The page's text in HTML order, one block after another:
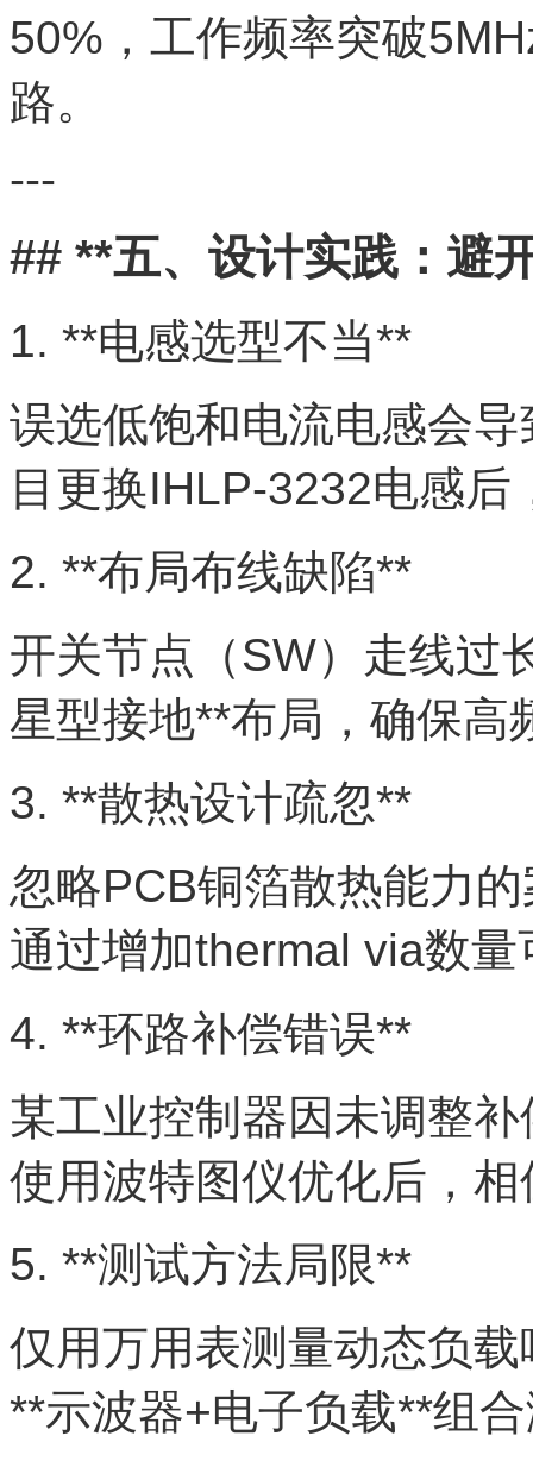
50%，工作频率突破
路。
---
## **五、设计实践：避
1. **电感选型不当**
误选低饱和电流电感会
目更换IHLP-3232电感
2. **布局布线缺陷**
开关节点（SW）走线过
星型接地**布局，确保高
3. **散热设计疏忽**
忽略PCB铜箔散热能力
通过增加thermal via数
4. **环路补偿错误**
某工业控制器因未调整
使用波特图仪优化后，
5. **测试方法局限**
仅用万用表测量动态负
**示波器+电子负载**组